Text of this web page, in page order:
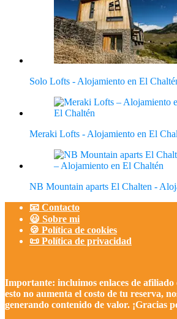
Solo Lofts - Alojamiento en El
Meraki Lofts - Alojamiento en El
NB Mountain aparts El Chalten -
📧 Contacto
😃 Sobre mi
🍪 Política de cookies
📜 Política de privacidad
Importante: incluimos enlaces de afiliado
esto no aumenta el costo de tu reserva,
generando contenido de valor. ¡Gracias